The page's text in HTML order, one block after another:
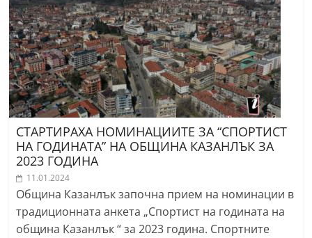
СТАРТИРАХА НОМИНАЦИИТЕ ЗА “СПОРТИСТ
НА ГОДИНАТА” НА ОБЩИНА КАЗАНЛЪК ЗА
2023 ГОДИНА
11.01.2024
Община Казанлък започна прием на номинации в
традиционната анкета „Спортист на годината на
община Казанлък “ за 2023 година. Спортните